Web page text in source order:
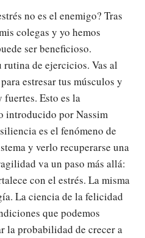
no es el enemigo? Tras
colegas y yo hemos
ser beneficioso.
rutina de ejercicios. Vas al
estresar tus músculos y
fuertes. Esto es la
introducido por Nassim
es el fenómeno de
y verlo recuperarse una
va un paso más allá:
con el estrés. La misma
La ciencia de la felicidad
que podemos
la probabilidad de crecer a